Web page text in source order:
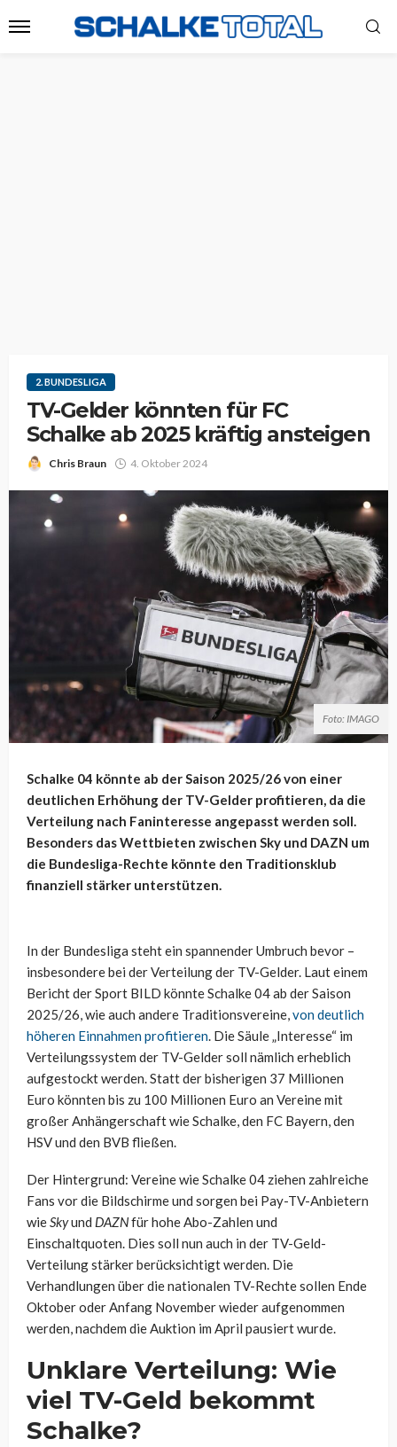
2. BUNDESLIGA
TV-Gelder könnten für FC
Schalke ab 2025 kräftig ansteigen
Chris Braun 4. Oktober 2024
Foto: IMAGO
Schalke 04 könnte ab der Saison 2025/26 von einer
deutlichen Erhöhung der TV-Gelder profitieren, da die
Verteilung nach Faninteresse angepasst werden soll.
Besonders das Wettbieten zwischen Sky und DAZN um
die Bundesliga-Rechte könnte den Traditionsklub
finanziell stärker unterstützen.
In der Bundesliga steht ein spannender Umbruch bevor –
insbesondere bei der Verteilung der TV-Gelder. Laut einem
Bericht der Sport BILD könnte Schalke 04 ab der Saison
2025/26, wie auch andere Traditionsvereine,von deutlich
höheren Einnahmen profitieren. Die Säule „Interesse“ im
Verteilungssystem der TV-Gelder soll nämlich erheblich
aufgestockt werden. Statt der bisherigen 37 Millionen
Euro könnten bis zu 100 Millionen Euro an Vereine mit
großer Anhängerschaft wie Schalke, den FC Bayern, den
HSV und den BVB fließen.
Der Hintergrund: Vereine wie Schalke 04 ziehen zahlreiche
Fans vor die Bildschirme und sorgen bei Pay-TV-Anbietern
wieSkyund DAZNfür hohe Abo-Zahlen und
Einschaltquoten. Dies soll nun auch in der TV-Geld-
Verteilung stärker berücksichtigt werden. Die
Verhandlungen über die nationalen TV-Rechte sollen Ende
Oktober oder Anfang November wieder aufgenommen
werden, nachdem die Auktion im April pausiert wurde.
Unklare Verteilung: Wie
viel TV-Geld bekommt
Schalke?